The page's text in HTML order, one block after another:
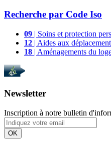
Recherche par Code Iso
09 | Soins et protection
12 | Aides aux
18 | Aménagements du
Newsletter
Inscription à notre bulletin
OK